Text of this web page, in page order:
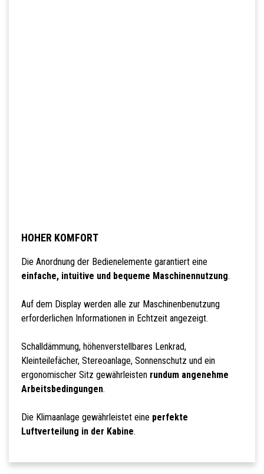
HOHER KOMFORT
Die Anordnung der Bedienelemente garantiert eine
einfache, intuitive und bequeme Maschinennutzung.
Auf dem Display werden alle zur Maschinenbenutzung
erforderlichen Informationen in Echtzeit angezeigt.
Schalldämmung, höhenverstellbares Lenkrad,
Kleinteilefächer, Stereoanlage, Sonnenschutz und ein
ergonomischer Sitz gewährleisten rundum angenehme
Arbeitsbedingungen.
Die Klimaanlage gewährleistet eine perfekte
Luftverteilung in der Kabine.